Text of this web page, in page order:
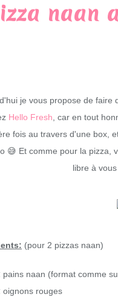
naan
je vous propose de faire
Hello Fresh , car en tout
fois au travers d'une box,
😅 Et comme pour la pizza,
libre à
(pour 2 pizzas naan)
pains naan (format comme
oignons rouges